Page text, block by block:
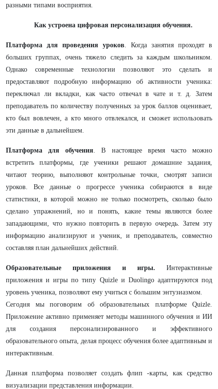
разными типами восприятия.
Как устроена цифровая персонализация обучения.
Платформа для проведения уроков. Когда занятия проходят в
больших группах, очень тяжело следить за каждым школьником.
Однако современные технологии позволяют это сделать и
предоставляют подробную информацию об активности ученика:
переключал ли вкладки, как часто отвечал в чате и т. д. Затем
преподаватель по количеству полученных за урок баллов оценивает,
кто был вовлечен, а кто много отвлекался, и сможет использовать
эти данные в дальнейшем.
Платформа для обучения. В настоящее время часто можно
встретить платформы, где ученики решают домашние задания,
читают теорию, выполняют контрольные точки, смотрят записи
уроков. Все данные о прогрессе ученика собираются в виде
статистики, в которой можно не только посмотреть, сколько было
сделано упражнений, но и понять, какие темы являются более
западающими, что нужно повторить в первую очередь. Затем эту
информацию анализируют и ученик, и преподаватель, совместно
составляя план дальнейших действий.
Образовательные приложения и игры. Интерактивные
приложения и игры по типу Quizle и Duolingo адаптируются под
уровень ученика, позволяют ему учиться с большим энтузиазмом.
Сегодня мы поговорим об образовательных платформе Quizle.
Приложение активно применяет методы машинного обучения и ИИ
для создания персонализированного и эффективного
образовательного опыта, делая процесс обучения более адаптивным и
интерактивным.
Данная платформа позволяет создать флип -карты, как средство
визуализации представления информации.